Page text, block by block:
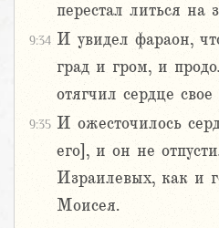
перестал литься на
9:34 И увидел фараон,
град и гром, и
отягчил сердце
9:35 И ожесточилось
его], и он не
Израилевых, как и
Моисея.